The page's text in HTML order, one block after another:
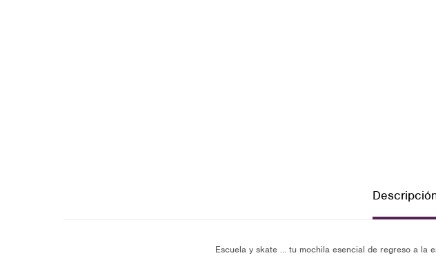
Escuela y skate ... tu mochila esencial de regreso a